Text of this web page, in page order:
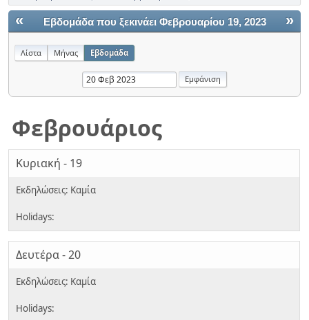
« »
Εβδομάδα που ξεκινάει Φεβρουαρίου 19, 2023
Λίστα Μήνας Εβδομάδα
Φεβρουάριος
Κυριακή - 19
Δευτέρα - 20